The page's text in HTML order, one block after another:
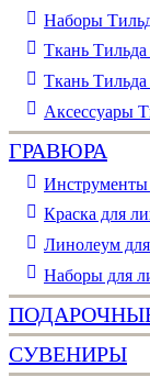
Наборы
Ткань Тильда
Ткань Тильда
Аксессуары
ГРАВЮРА
Краска для
Линолеум
Наборы для
СУВЕНИРЫ